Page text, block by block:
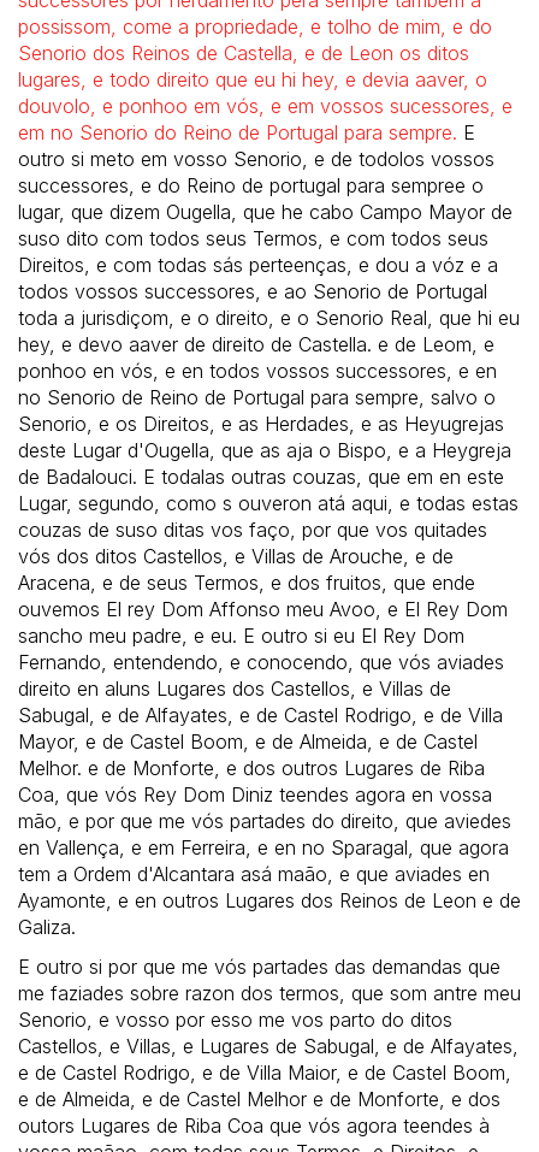
possissom, come a propriedade, e tolho de mim, e do
Senorio dos Reinos de Castella, e de Leon os ditos
lugares, e todo direito que eu hi hey, e devia aaver, o
douvolo, e ponhoo em vós, e em vossos sucessores, e
em no Senorio do Reino de Portugal para sempre. E
outro si meto em vosso Senorio, e de todolos vossos
successores, e do Reino de portugal para sempree o
lugar, que dizem Ougella, que he cabo Campo Mayor de
suso dito com todos seus Termos, e com todos seus
Direitos, e com todas sás perteenças, e dou a vóz e a
todos vossos successores, e ao Senorio de Portugal
toda a jurisdiçom, e o direito, e o Senorio Real, que hi eu
hey, e devo aaver de direito de Castella. e de Leom, e
ponhoo en vós, e en todos vossos successores, e en
no Senorio de Reino de Portugal para sempre, salvo o
Senorio, e os Direitos, e as Herdades, e as Heyugrejas
deste Lugar d'Ougella, que as aja o Bispo, e a Heygreja
de Badalouci. E todalas outras couzas, que em en este
Lugar, segundo, como s ouveron atá aqui, e todas estas
couzas de suso ditas vos faço, por que vos quitades
vós dos ditos Castellos, e Villas de Arouche, e de
Aracena, e de seus Termos, e dos fruitos, que ende
ouvemos El rey Dom Affonso meu Avoo, e El Rey Dom
sancho meu padre, e eu. E outro si eu El Rey Dom
Fernando, entendendo, e conocendo, que vós aviades
direito en aluns Lugares dos Castellos, e Villas de
Sabugal, e de Alfayates, e de Castel Rodrigo, e de Villa
Mayor, e de Castel Boom, e de Almeida, e de Castel
Melhor. e de Monforte, e dos outros Lugares de Riba
Coa, que vós Rey Dom Diniz teendes agora en vossa
mão, e por que me vós partades do direito, que aviedes
en Vallença, e em Ferreira, e en no Sparagal, que agora
tem a Ordem d'Alcantara asá maão, e que aviades en
Ayamonte, e en outros Lugares dos Reinos de Leon e de
Galiza.
E outro si por que me vós partades das demandas que
me faziades sobre razon dos termos, que som antre meu
Senorio, e vosso por esso me vos parto do ditos
Castellos, e Villas, e Lugares de Sabugal, e de Alfayates,
e de Castel Rodrigo, e de Villa Maior, e de Castel Boom,
e de Almeida, e de Castel Melhor e de Monforte, e dos
outors Lugares de Riba Coa que vós agora teendes à